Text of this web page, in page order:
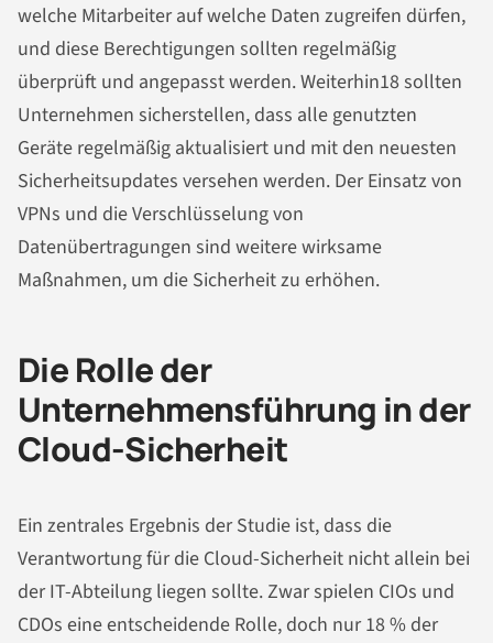
welche Mitarbeiter auf welche Daten zugreifen dürfen,
und diese Berechtigungen sollten regelmäßig
überprüft und angepasst werden. Weiterhin18 sollten
Unternehmen sicherstellen, dass alle genutzten
Geräte regelmäßig aktualisiert und mit den neuesten
Sicherheitsupdates versehen werden. Der Einsatz von
VPNs und die Verschlüsselung von
Datenübertragungen sind weitere wirksame
Maßnahmen, um die Sicherheit zu erhöhen.
Die Rolle der
Unternehmensführung in der
Cloud-Sicherheit
Ein zentrales Ergebnis der Studie ist, dass die
Verantwortung für die Cloud-Sicherheit nicht allein bei
der IT-Abteilung liegen sollte. Zwar spielen CIOs und
CDOs eine entscheidende Rolle, doch nur 18 % der